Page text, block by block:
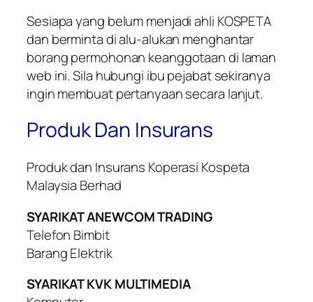
Sesiapa yang belum menjadi ahli KOSPETA
dan berminta di alu-alukan menghantar
borang permohonan keanggotaan di laman
web ini. Sila hubungi ibu pejabat sekiranya
ingin membuat pertanyaan secara lanjut.
Produk Dan Insurans
Produk dan Insurans Koperasi Kospeta
Malaysia Berhad
SYARIKAT ANEWCOM TRADING
Telefon Bimbit
Barang Elektrik
SYARIKAT KVK MULTIMEDIA